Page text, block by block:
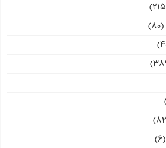
(۸۰)
(۶)